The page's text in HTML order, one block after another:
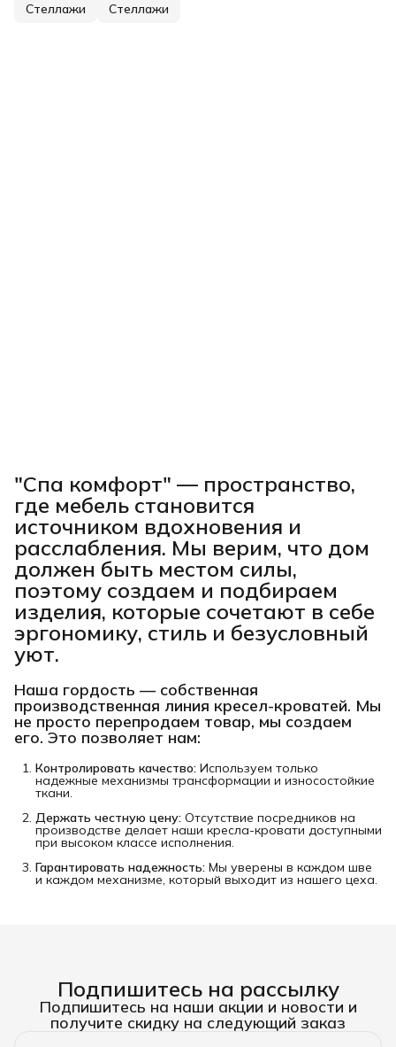
Стеллажи Стеллажи
"Спа комфорт" — пространство,
где мебель становится
источником вдохновения и
расслабления. Мы верим, что дом
должен быть местом силы,
поэтому создаем и подбираем
изделия, которые сочетают в себе
эргономику, стиль и безусловный
уют.
Наша гордость — собственная
производственная линия кресел-кроватей. Мы
не просто перепродаем товар, мы создаем
его. Это позволяет нам:
Контролировать качество: Используем только
надежные механизмы трансформации и износостойкие
ткани.
Держать честную цену: Отсутствие посредников на
производстве делает наши кресла-кровати доступными
при высоком классе исполнения.
Гарантировать надежность: Мы уверены в каждом шве
и каждом механизме, который выходит из нашего цеха.
Подпишитесь на рассылку
Подпишитесь на наши акции и новости и
получите скидку на следующий заказ